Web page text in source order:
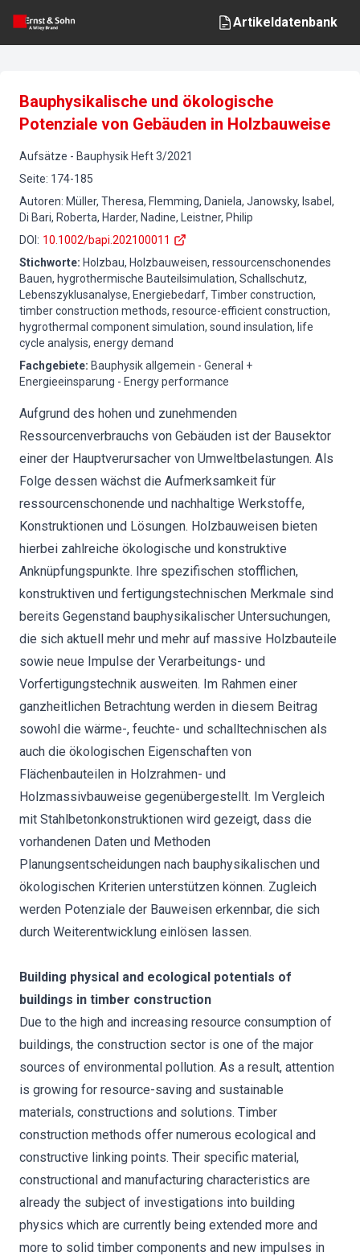
Artikeldatenbank
Bauphysikalische und ökologische
Potenziale von Gebäuden in Holzbauweise
Aufsätze - Bauphysik Heft3/2021
Seite: 174-185
Autoren: Müller, Theresa, Flemming, Daniela, Janowsky, Isabel,
Di Bari, Roberta, Harder, Nadine, Leistner, Philip
DOI : 10.1002/bapi.202100011
Stichworte: Holzbau, Holzbauweisen, ressourcenschonendes
Bauen, hygrothermische Bauteilsimulation, Schallschutz,
Lebenszyklusanalyse, Energiebedarf, Timber construction,
timber construction methods, resource-efficient construction,
hygrothermal component simulation, sound insulation, life
cycle analysis, energy demand
Fachgebiete: Bauphysik allgemein - General +
Energieeinsparung - Energy performance
Aufgrund des hohen und zunehmenden
Ressourcenverbrauchs von Gebäuden ist der Bausektor
einer der Hauptverursacher von Umweltbelastungen. Als
Folge dessen wächst die Aufmerksamkeit für
ressourcenschonende und nachhaltige Werkstoffe,
Konstruktionen und Lösungen. Holzbauweisen bieten
hierbei zahlreiche ökologische und konstruktive
Anknüpfungspunkte. Ihre spezifischen stofflichen,
konstruktiven und fertigungstechnischen Merkmale sind
bereits Gegenstand bauphysikalischer Untersuchungen,
die sich aktuell mehr und mehr auf massive Holzbauteile
sowie neue Impulse der Verarbeitungs- und
Vorfertigungstechnik ausweiten. Im Rahmen einer
ganzheitlichen Betrachtung werden in diesem Beitrag
sowohl die wärme-, feuchte- und schalltechnischen als
auch die ökologischen Eigenschaften von
Flächenbauteilen in Holzrahmen- und
Holzmassivbauweise gegenübergestellt. Im Vergleich
mit Stahlbetonkonstruktionen wird gezeigt, dass die
vorhandenen Daten und Methoden
Planungsentscheidungen nach bauphysikalischen und
ökologischen Kriterien unterstützen können. Zugleich
werden Potenziale der Bauweisen erkennbar, die sich
durch Weiterentwicklung einlösen lassen.
Building physical and ecological potentials of
buildings in timber construction
Due to the high and increasing resource consumption of
buildings, the construction sector is one of the major
sources of environmental pollution. As a result, attention
is growing for resource-saving and sustainable
materials, constructions and solutions. Timber
construction methods offer numerous ecological and
constructive linking points. Their specific material,
constructional and manufacturing characteristics are
already the subject of investigations into building
physics which are currently being extended more and
more to solid timber components and new impulses in